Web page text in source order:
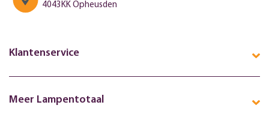
4043KK Opheusden
Klantenservice
Meer Lampentotaal